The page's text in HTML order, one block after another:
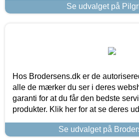
Se udvalget på
Hos Brodersens.dk er de
alle de mærker du ser i deres
garanti for at du får den bedste
produkter. Klik her for at se deres
Se udvalget på